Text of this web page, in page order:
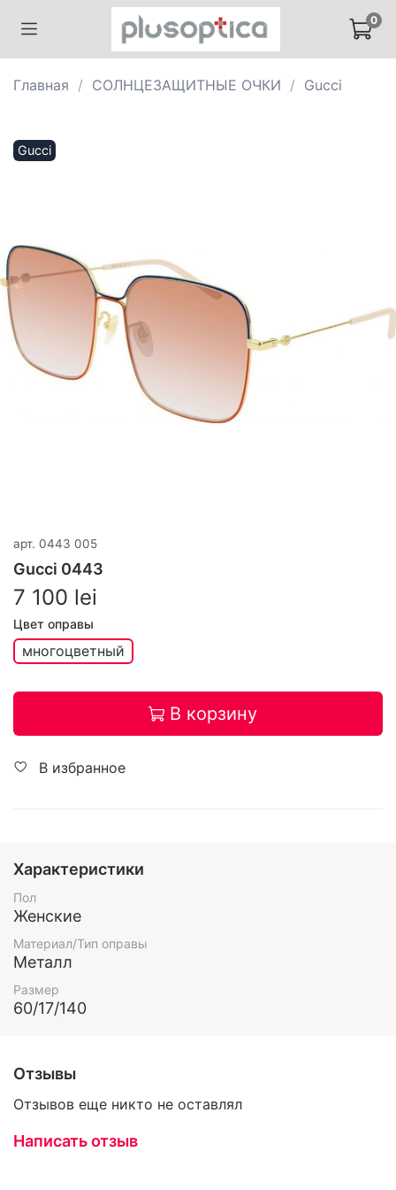
0
Главная СОЛНЦЕЗАЩИТНЫЕ ОЧКИ Gucci
Gucci
арт. 0443 005
Gucci 0443
7 100 lei
Цвет оправы
многоцветный
В корзину
В избранное
Характеристики
Пол
Женские
Материал/Тип оправы
Металл
Размер
60/17/140
Отзывы
Отзывов еще никто не оставлял
Написать отзыв